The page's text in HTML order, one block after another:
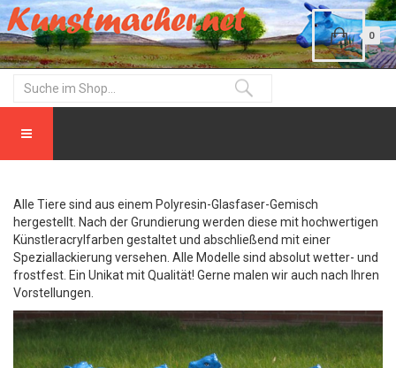
0
Alle Tiere sind aus einem Polyresin-Glasfaser-Gemisch
hergestellt. Nach der Grundierung werden diese mit hochwertigen
Künstleracrylfarben gestaltet und abschließend mit einer
Speziallackierung versehen. Alle Modelle sind absolut wetter- und
frostfest. Ein Unikat mit Qualität! Gerne malen wir auch nach Ihren
Vorstellungen.